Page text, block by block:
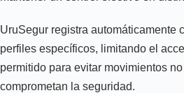
UruSegur registra automáticamente
perfiles específicos, limitando el
permitido para evitar movimientos
comprometan la seguridad.